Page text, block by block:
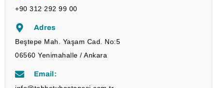
+90 312 292 99 00
Adres
Beştepe Mah. Yaşam Cad. No:5
06560 Yenimahalle / Ankara
Email: